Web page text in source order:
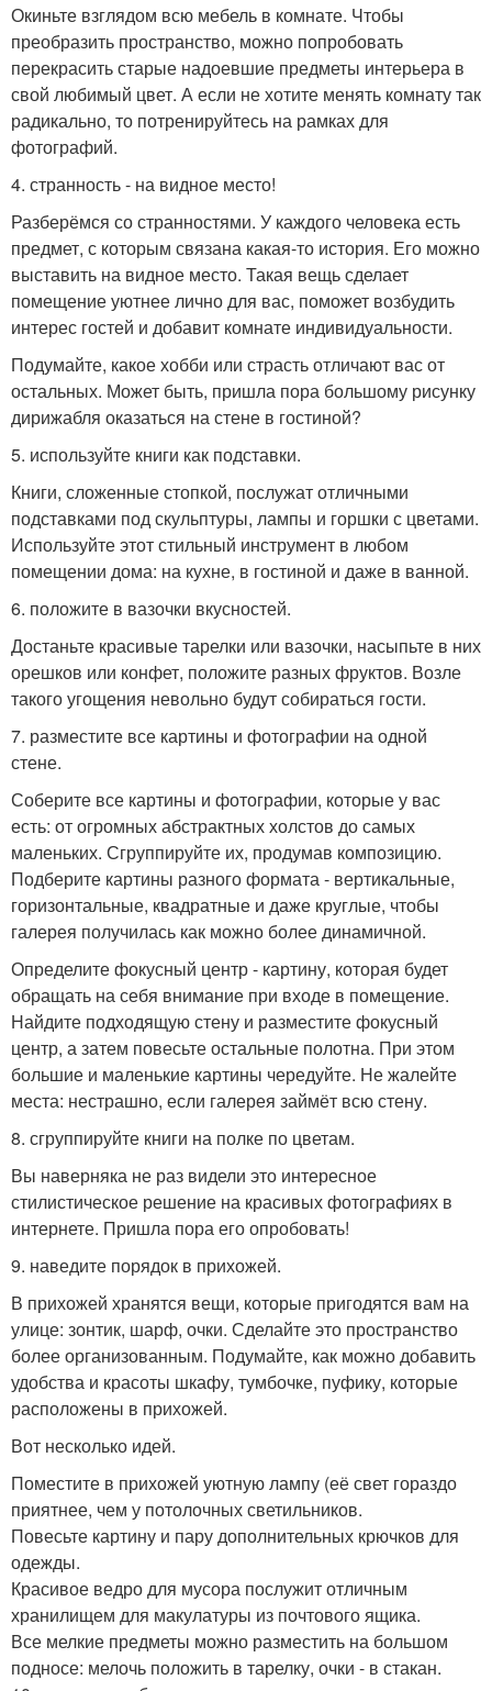
Окиньте взглядом всю мебель в комнате. Чтобы
преобразить пространство, можно попробовать
перекрасить старые надоевшие предметы интерьера в
свой любимый цвет. А если не хотите менять комнату так
радикально, то потренируйтесь на рамках для
фотографий.
4. странность - на видное место!
Разберёмся со странностями. У каждого человека есть
предмет, с которым связана какая-то история. Его можно
выставить на видное место. Такая вещь сделает
помещение уютнее лично для вас, поможет возбудить
интерес гостей и добавит комнате индивидуальности.
Подумайте, какое хобби или страсть отличают вас от
остальных. Может быть, пришла пора большому рисунку
дирижабля оказаться на стене в гостиной?
5. используйте книги как подставки.
Книги, сложенные стопкой, послужат отличными
подставками под скульптуры, лампы и горшки с цветами.
Используйте этот стильный инструмент в любом
помещении дома: на кухне, в гостиной и даже в ванной.
6. положите в вазочки вкусностей.
Достаньте красивые тарелки или вазочки, насыпьте в них
орешков или конфет, положите разных фруктов. Возле
такого угощения невольно будут собираться гости.
7. разместите все картины и фотографии на одной
стене.
Соберите все картины и фотографии, которые у вас
есть: от огромных абстрактных холстов до самых
маленьких. Сгруппируйте их, продумав композицию.
Подберите картины разного формата - вертикальные,
горизонтальные, квадратные и даже круглые, чтобы
галерея получилась как можно более динамичной.
Определите фокусный центр - картину, которая будет
обращать на себя внимание при входе в помещение.
Найдите подходящую стену и разместите фокусный
центр, а затем повесьте остальные полотна. При этом
большие и маленькие картины чередуйте. Не жалейте
места: нестрашно, если галерея займёт всю стену.
8. сгруппируйте книги на полке по цветам.
Вы наверняка не раз видели это интересное
стилистическое решение на красивых фотографиях в
интернете. Пришла пора его опробовать!
9. наведите порядок в прихожей.
В прихожей хранятся вещи, которые пригодятся вам на
улице: зонтик, шарф, очки. Сделайте это пространство
более организованным. Подумайте, как можно добавить
удобства и красоты шкафу, тумбочке, пуфику, которые
расположены в прихожей.
Вот несколько идей.
Поместите в прихожей уютную лампу (её свет гораздо
приятнее, чем у потолочных светильников.
Повесьте картину и пару дополнительных крючков для
одежды.
Красивое ведро для мусора послужит отличным
хранилищем для макулатуры из почтового ящика.
Все мелкие предметы можно разместить на большом
подносе: мелочь положить в тарелку, очки - в стакан.